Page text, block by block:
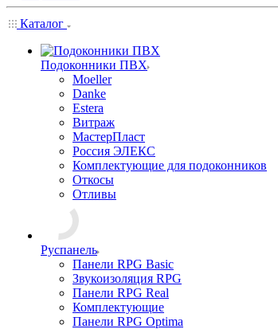
Каталог
Подоконники ПВХ
Moeller
Danke
Estera
Витраж
МастерПласт
Россия ЭЛЕКС
Комплектующие для подоконников
Откосы
Отливы
Руспанель
Панели RPG Basic
Звукоизоляция RPG
Панели RPG Real
Комплектующие
Панели RPG Optima